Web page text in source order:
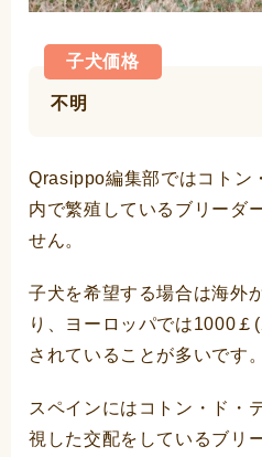
子犬価格
不明
Qrasippo編集部ではコトン
内で繁殖しているブリーダ
せん。
子犬を希望する場合は海外
り、ヨーロッパでは1000￡
されていることが多いです。
スペインにはコトン・ド・
視した交配をしているブリ